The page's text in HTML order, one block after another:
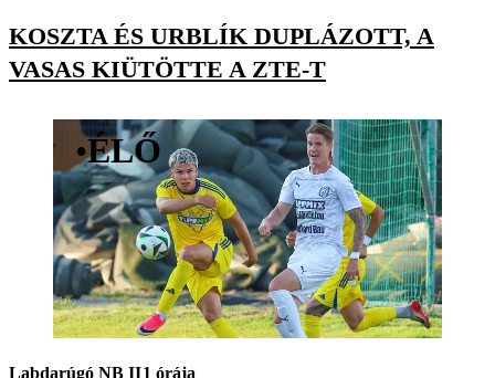
KOSZTA ÉS URBLÍK DUPLÁZOTT, A
VASAS KIÜTÖTTE A ZTE-T
•ÉLŐ
Labdarúgó NB II1 órája